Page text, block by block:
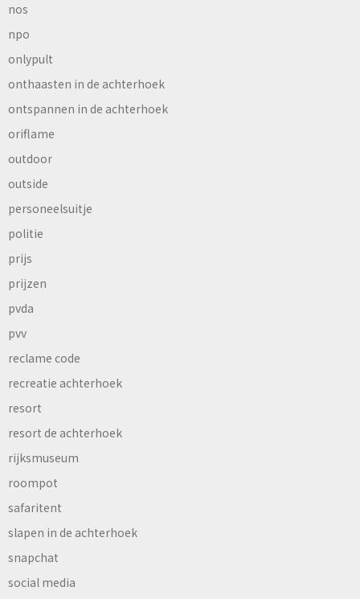
nos
npo
onlypult
onthaasten in de achterhoek
ontspannen in de achterhoek
oriflame
outdoor
outside
personeelsuitje
politie
prijs
prijzen
pvda
pvv
reclame code
recreatie achterhoek
resort
resort de achterhoek
rijksmuseum
roompot
safaritent
slapen in de achterhoek
snapchat
social media